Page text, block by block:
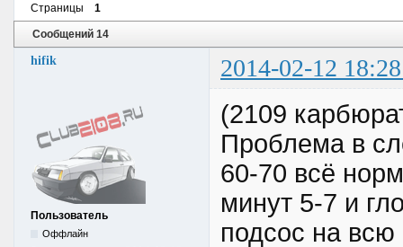
Страницы 1
Сообщений 14
hifik 2014-02-12
Пользователь
Оффлайн
(2109
Проблема в
60-70 всё
минут 5-7 и
подсос на всю